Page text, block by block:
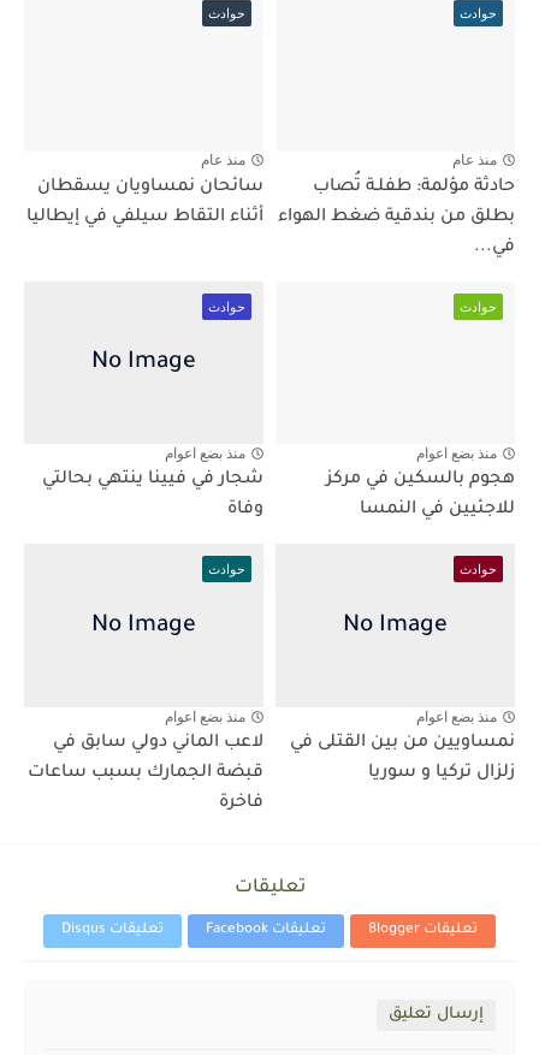
حوادث
منذ عام
حادثة مؤلمة: طفلـة تُصاب
بطلق من بندقية ضغط الهواء
في...
حوادث
منذ عام
سائحان نمساويان يسقطان
أثناء التقاط سيلفي في إيطاليا
حوادث
منذ بضع اعوام
هجوم بالسكين في مركز
للاجئيين في النمسا
حوادث
منذ بضع اعوام
شجار في فيينا ينتهي بحالتي
وفاة
حوادث
منذ بضع اعوام
نمساويين من بين القتلى في
زلزال تركيا و سوريا
حوادث
منذ بضع اعوام
لاعب الماني دولي سابق في
قبضة الجمارك بسبب ساعات
فاخرة
تعليقات
تعليقات Blogger تعليقات Facebook تعليقات Disqus
إرسال تعليق